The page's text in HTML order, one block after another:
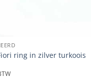
ring in zilver turkoois